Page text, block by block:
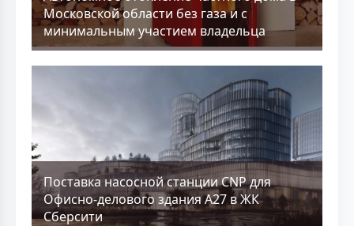
Московской области без газа и с
минимальным участием владельца
Поставка насосной станции CNP для
Офисно-делового здания А27 в ЖК
Сберсити